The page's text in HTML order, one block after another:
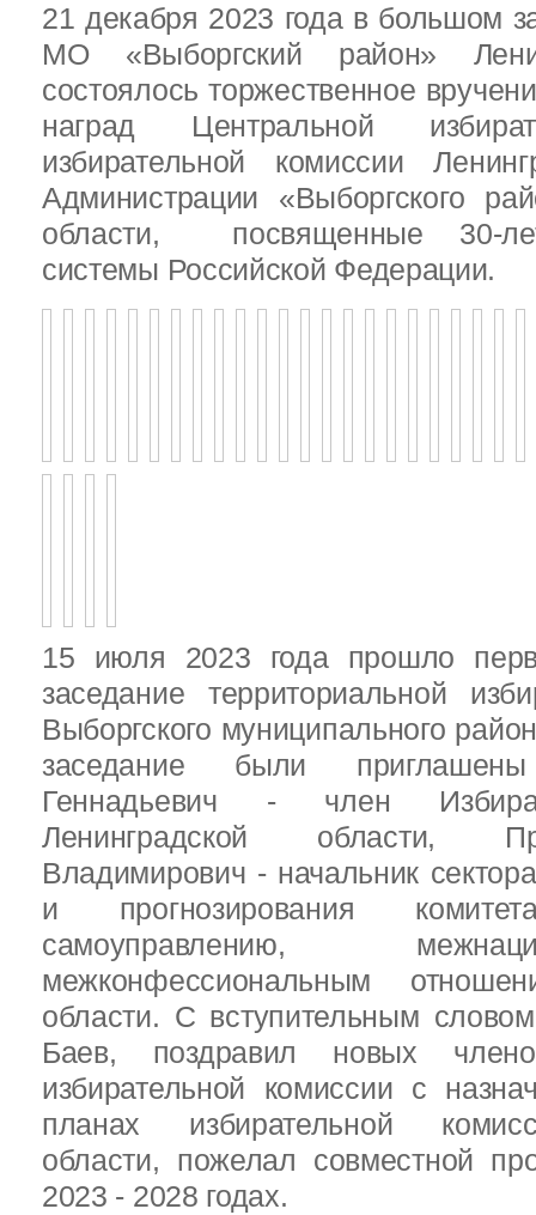
21 декабря 2023 года в большом
МО «Выборгский район»
состоялось торжественное
наград Центральной
избирательной комиссии
Администрации «Выборгского
области, посвященные 30-
системы Российской Федерации.
15 июля 2023 года прошло
заседание территориальной
Выборгского муниципального
заседание были
Геннадьевич - член
Ленинградской области,
Владимирович - начальник
и прогнозирования
самоуправлению,
межконфессиональным
области. С вступительным
Баев, поздравил новых
избирательной комиссии с
планах избирательной
области, пожелал совместной
2023 - 2028 годах.